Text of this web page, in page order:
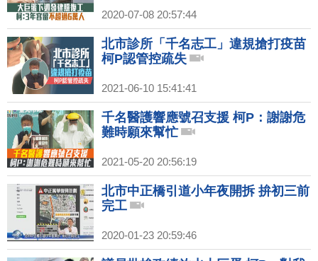
2020-07-08 20:57:44
北市診所「千名志工」違規搶打疫苗
柯P認管控疏失
2021-06-10 15:41:41
千名醫護響應號召支援 柯P：謝謝危
難時願來幫忙
2021-05-20 20:56:19
北市中正橋引道小年夜開拆 拚初三前
完工
2020-01-23 20:59:46